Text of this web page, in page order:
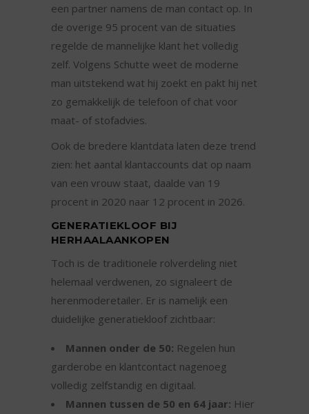
een partner namens de man contact op. In
de overige 95 procent van de situaties
regelde de mannelijke klant het volledig
zelf. Volgens Schutte weet de moderne
man uitstekend wat hij zoekt en pakt hij net
zo gemakkelijk de telefoon of chat voor
maat- of stofadvies.
Ook de bredere klantdata laten deze trend
zien: het aantal klantaccounts dat op naam
van een vrouw staat, daalde van 19
procent in 2020 naar 12 procent in 2026.
GENERATIEKLOOF BIJ
HERHAALAANKOPEN
Toch is de traditionele rolverdeling niet
helemaal verdwenen, zo signaleert de
herenmoderetailer. Er is namelijk een
duidelijke generatiekloof zichtbaar:
Mannen onder de 50: Regelen hun
garderobe en klantcontact nagenoeg
volledig zelfstandig en digitaal.
Mannen tussen de 50 en 64 jaar: Hier